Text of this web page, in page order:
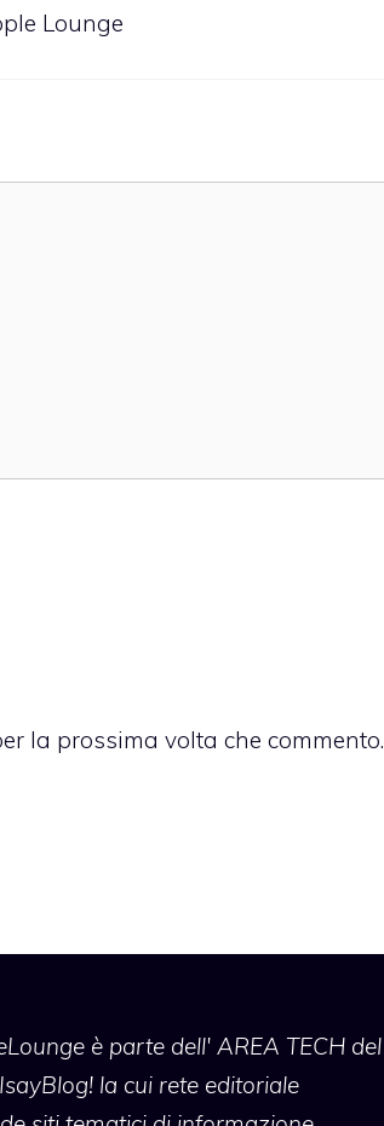
Lounge
la prossima volta che commento.
è parte dell' AREA TECH del
la cui rete editoriale